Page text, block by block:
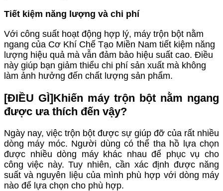
Tiết kiệm năng lượng và chi phí
Với công suất hoạt động hợp lý, máy trộn bột nằm
ngang của Cơ Khí Chế Tạo Miền Nam tiết kiệm năng
lượng hiệu quả mà vẫn đảm bảo hiệu suất cao. Điều
này giúp bạn giảm thiểu chi phí sản xuất mà không
làm ảnh hưởng đến chất lượng sản phẩm.
[ĐIỀU GÌ]Khiến máy trộn bột nằm ngang
được ưa thích đến vậy?
Ngày nay, việc trộn bột được sự giúp đỡ của rất nhiều
dòng máy móc. Người dùng có thể tha hồ lựa chọn
được nhiều dòng máy khác nhau để phục vụ cho
công việc này. Tuy nhiên, cần xác định được năng
suất và nguyên liệu của mình phù hợp với dòng máy
nào để lựa chọn cho phù hợp.